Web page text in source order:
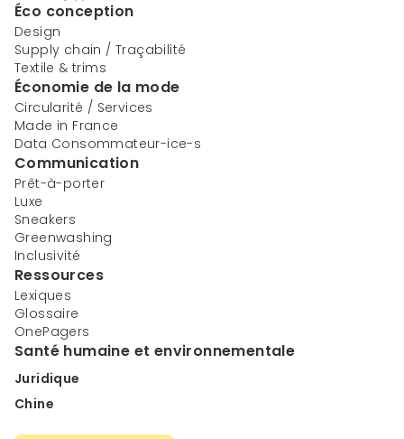
Éco conception
Design
Supply chain / Traçabilité
Textile & trims
Économie de la mode
Circularité / Services
Made in France
Data Consommateur-ice-s
Communication
Prêt-à-porter
Luxe
Sneakers
Greenwashing
Inclusivité
Ressources
Lexiques
Glossaire
OnePagers
Santé humaine et environnementale
Juridique
Chine